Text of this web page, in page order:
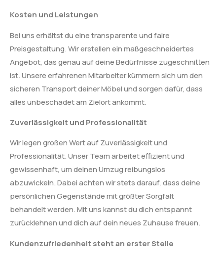
Kosten und Leistungen
Bei uns erhältst du eine transparente und faire
Preisgestaltung. Wir erstellen ein maßgeschneidertes
Angebot, das genau auf deine Bedürfnisse zugeschnitten
ist. Unsere erfahrenen Mitarbeiter kümmern sich um den
sicheren Transport deiner Möbel und sorgen dafür, dass
alles unbeschadet am Zielort ankommt.
Zuverlässigkeit und Professionalität
Wir legen großen Wert auf Zuverlässigkeit und
Professionalität. Unser Team arbeitet effizient und
gewissenhaft, um deinen Umzug reibungslos
abzuwickeln. Dabei achten wir stets darauf, dass deine
persönlichen Gegenstände mit größter Sorgfalt
behandelt werden. Mit uns kannst du dich entspannt
zurücklehnen und dich auf dein neues Zuhause freuen.
Kundenzufriedenheit steht an erster Stelle